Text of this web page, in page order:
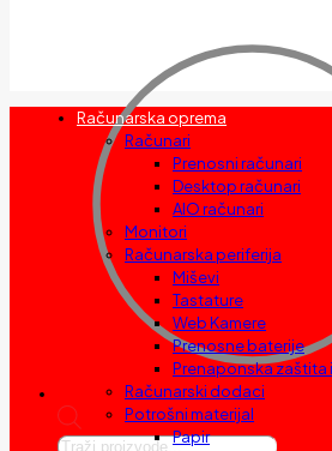
Products
Računarska oprema
Računari
Prenosni računari
Desktop računari
AIO računari
Monitori
Računarska periferija
Miševi
Tastature
Web Kamere
Prenosne baterije
Prenaponska zaštita
Računarski dodaci
Potrošni materijal
Papir